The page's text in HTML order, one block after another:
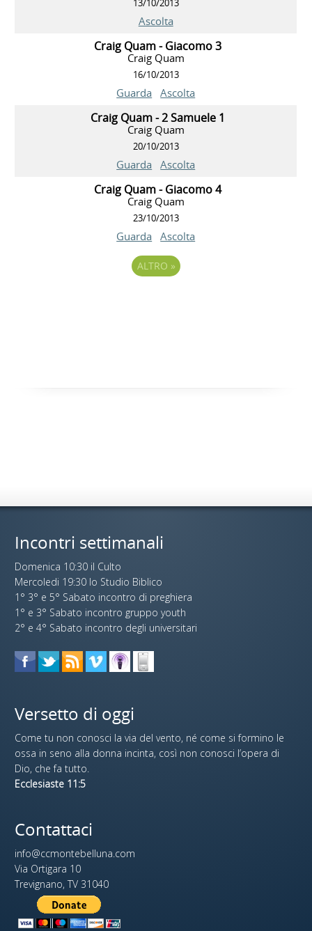
13/10/2013
Ascolta
Craig Quam - Giacomo 3
Craig Quam
16/10/2013
Guarda Ascolta
Craig Quam - 2 Samuele 1
Craig Quam
20/10/2013
Guarda Ascolta
Craig Quam - Giacomo 4
Craig Quam
23/10/2013
Guarda Ascolta
ALTRO »
Incontri settimanali
Domenica 10:30 il Culto
Mercoledi 19:30 lo Studio Biblico
1° 3° e 5° Sabato incontro di preghiera
1° e 3° Sabato incontro gruppo youth
2° e 4° Sabato incontro degli universitari
Versetto di oggi
Come tu non conosci la via del vento, né come si formino le
ossa in seno alla donna incinta, così non conosci l’opera di
Dio, che fa tutto.
Ecclesiaste 11:5
Contattaci
info@ccmontebelluna.com
Via Ortigara 10
Trevignano, TV 31040